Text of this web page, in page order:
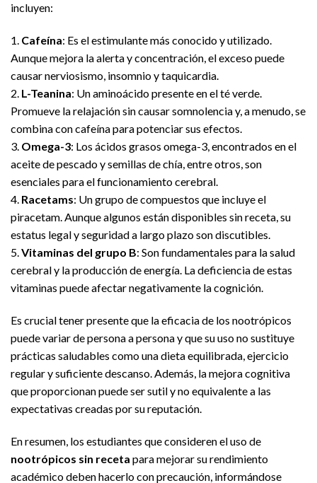
incluyen:
1. Cafeína: Es el estimulante más conocido y utilizado.
Aunque mejora la alerta y concentración, el exceso puede
causar nerviosismo, insomnio y taquicardia.
2. L-Teanina: Un aminoácido presente en el té verde.
Promueve la relajación sin causar somnolencia y, a menudo, se
combina con cafeína para potenciar sus efectos.
3. Omega-3: Los ácidos grasos omega-3, encontrados en el
aceite de pescado y semillas de chía, entre otros, son
esenciales para el funcionamiento cerebral.
4. Racetams: Un grupo de compuestos que incluye el
piracetam. Aunque algunos están disponibles sin receta, su
estatus legal y seguridad a largo plazo son discutibles.
5.Vitaminas del grupo B: Son fundamentales para la salud
cerebral y la producción de energía. La deficiencia de estas
vitaminas puede afectar negativamente la cognición.
Es crucial tener presente que la eficacia de los nootrópicos
puede variar de persona a persona y que su uso no sustituye
prácticas saludables como una dieta equilibrada, ejercicio
regular y suficiente descanso. Además, la mejora cognitiva
que proporcionan puede ser sutil y no equivalente a las
expectativas creadas por su reputación.
En resumen, los estudiantes que consideren el uso de
nootrópicos sin receta para mejorar su rendimiento
académico deben hacerlo con precaución, informándose